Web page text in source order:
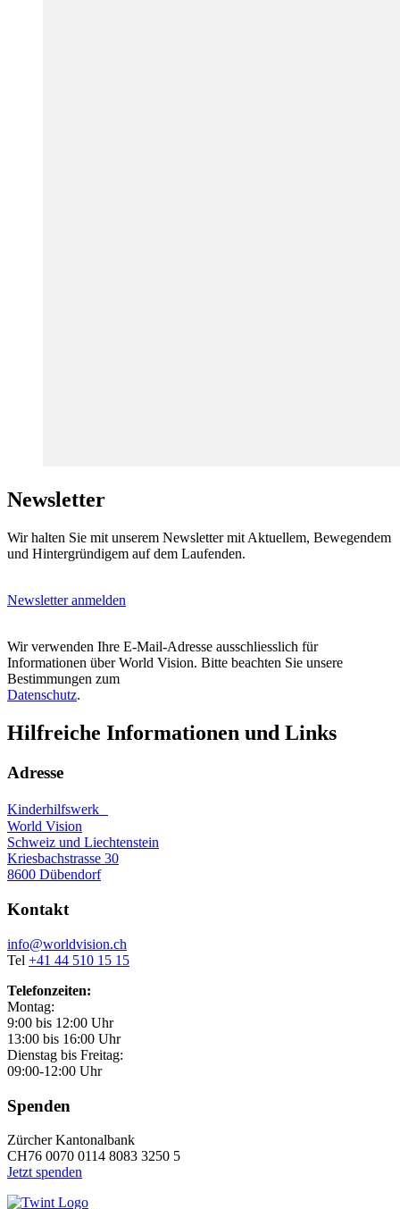
Newsletter
Wir halten Sie mit unserem Newsletter mit Aktuellem, Bewegendem
und Hintergründigem auf dem Laufenden.
Newsletter anmelden
Wir verwenden Ihre E-Mail-Adresse ausschliesslich für
Informationen über World Vision. Bitte beachten Sie unsere
Bestimmungen zum
Datenschutz.
Hilfreiche Informationen und Links
Adresse
Kinderhilfswerk
World Vision
Schweiz und Liechtenstein
Kriesbachstrasse 30
8600 Dübendorf
Kontakt
info@worldvision.ch
Tel +41 44 510 15 15
Telefonzeiten:
Montag:
9:00 bis 12:00 Uhr
13:00 bis 16:00 Uhr
Dienstag bis Freitag:
09:00-12:00 Uhr
Spenden
Zürcher Kantonalbank
CH76 0070 0114 8083 3250 5
Jetzt spenden